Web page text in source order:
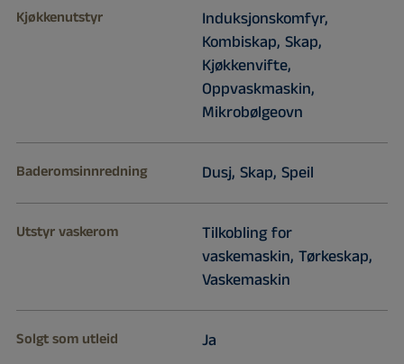
Kjøkkenutstyr
Induksjonskomfyr,
Kombiskap, Skap,
Kjøkkenvifte,
Oppvaskmaskin,
Mikrobølgeovn
Baderomsinnredning Dusj, Skap, Speil
Utstyr vaskerom
Tilkobling for
vaskemaskin, Tørkeskap,
Vaskemaskin
Solgt som utleid Ja